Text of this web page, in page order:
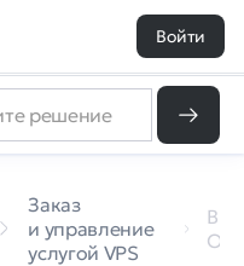
Войти
Заказ
и управление
услугой VPS